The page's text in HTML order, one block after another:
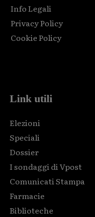
Info Legali
Privacy Policy
Cookie Policy
Link utili
Elezioni
Speciali
Dossier
I sondaggi di Vpost
Comunicati Stampa
Farmacie
Biblioteche